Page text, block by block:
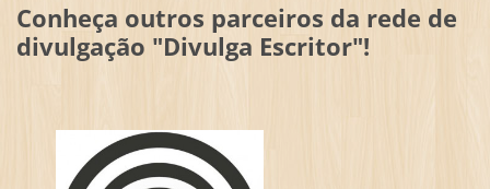
Conheça outros parceiros da rede de
divulgação "Divulga Escritor"!